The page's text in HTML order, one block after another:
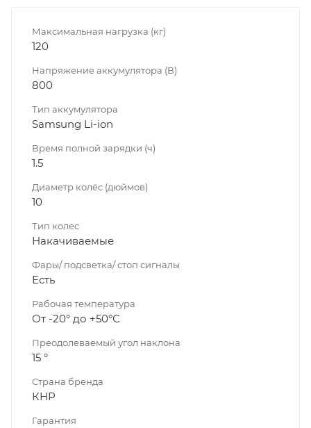
Максимальная нагрузка (кг)
120
Напряжение аккумулятора (В)
800
Тип аккумулятора
Samsung Li-ion
Время полной зарядки (ч)
1.5
Диаметр колёс (дюймов)
10
Тип колес
Накачиваемые
Фары/ подсветка/ стоп сигналы
Есть
Рабочая температура
От -20° до +50°С
Преодолеваемый угол наклона
15 °
Страна бренда
КНР
Гарантия